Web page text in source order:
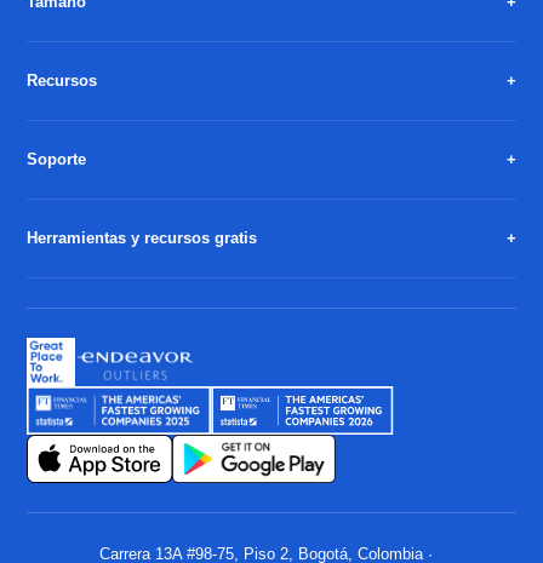
Recursos
Soporte
Herramientas y recursos gratis
Carrera 13A #98-75, Piso 2, Bogotá, Colombia ·